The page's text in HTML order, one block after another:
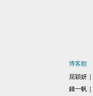
博客館
屈穎妍
錢一帆